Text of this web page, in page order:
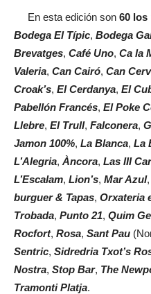
En esta edición son 60 los
Bodega El Típic, Bodega
Brevatges, Café Uno, Ca la
Valeria, Can Cairó, Can
Croak’s, El Cerdanya, El
Pabellón Francés, El Poke
Llebre, El Trull, Falconera,
Jamon 100%, La Blanca, La
L’Alegria, Àncora, Las III
L’Escalam, Lion’s, Mar Azul,
burguer & Tapas, Orxateria
Trobada, Punto 21, Quim
Rocfort, Rosa, Sant Pau
Sentric, Sidredria Txot’s
Nostra, Stop Bar, The
Tramonti Platja.